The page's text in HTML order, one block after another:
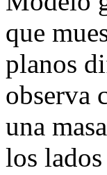
que
planos
observa
una
los